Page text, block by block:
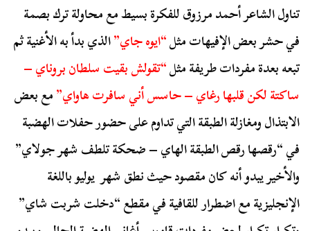
تناول الشاعر أحمد مرزوق للفكرة بسيط مع محاولة ترك بصمة
في حشر بعض الإفيهات مثل“ايوه جاي”الذي بدأ به الأغنية ثم
تبعه بعدة مفردات طريفة مثل“تقولش بقيت سلطان بروناي –
ساكتة لكن قلبها رغاي – حاسس أني سافرت هاواي”مع بعض
الابتذال ومغازلة الطبقة التي تداوم على حضور حفلات الهضبة
في “رقصها رقص الطبقة الهاي – ضحكة تلطف شهر جولاي”
والأخير يبدو أنه كان مقصود حيث نطق شهر يوليو باللغة
الإنجليزية مع اضطرار للقافية في مقطع “دخلت شربت شاي”